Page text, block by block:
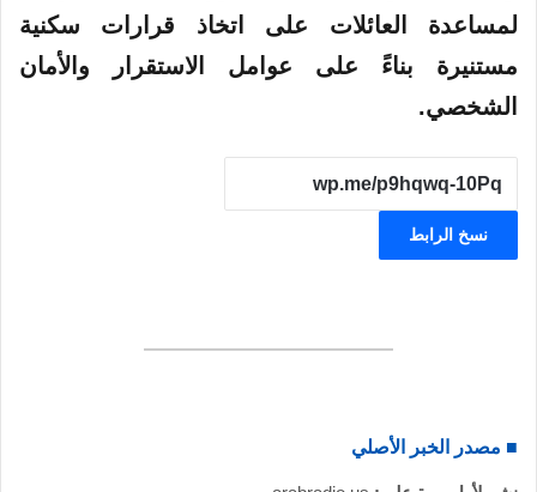
لمساعدة العائلات على اتخاذ قرارات سكنية
مستنيرة بناءً على عوامل الاستقرار والأمان
الشخصي.
نسخ الرابط
■ مصدر الخبر الأصلي